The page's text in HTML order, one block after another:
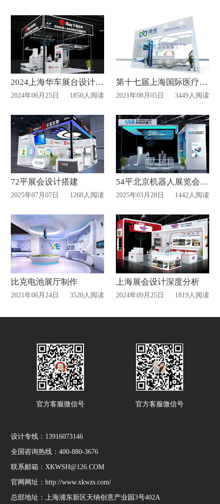
2024上海华车展台设计分享
2024年06月25日 1850人阅读
第十七届上海国际医疗旅游展览会
2021年08月05日 3449人阅读
72平展会设计搭建
2025年07月07日 1268人阅读
54平北京机器人展览会设计案例
2025年03月28日 1442人阅读
比克电池展厅制作
2021年06月24日 3520人阅读
上海展会设计深度分析
2024年09月25日 1819人阅读
官方客服微信号 官方客服微信号
设计专线：13916073146
全国咨询热线：400-880-3676
联系邮箱：XKWSH@126.COM
官网网址：http://www.xkwzs.com/
总部地址：上海浦东新区天纳创意产业园3号402A